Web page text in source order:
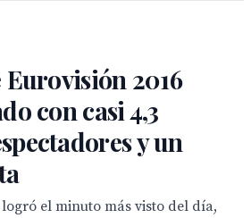
Eurovisión 2016
con casi 4,3
y un
el minuto más visto del día,